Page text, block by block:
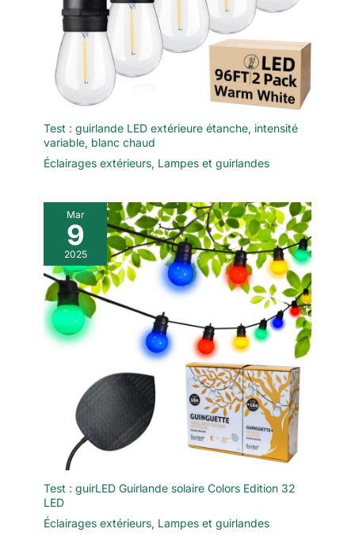
Applique murale LED*
4;Kit d'accessoires *
4;Instructions
d'installation * 1.
Test : guirlande LED extérieure étanche, intensité
variable, blanc chaud
Éclairages extérieurs, Lampes et guirlandes
Mar
9
2025
Test : guirLED Guirlande solaire Colors Edition 32
LED
Éclairages extérieurs, Lampes et guirlandes